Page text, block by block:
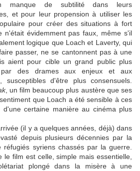
manque de subtilité dans leurs
et pour leur propension à utiliser les
pour créer des situations à fort
n'était évidemment pas faux, même s'il
logique que Loachet Laverty, qui
passer, ne se cantonnent pas à une
aient pour cible un grand public plus
par des drames aux enjeux et aux
susceptibles d'être plus consensuels.
, un film beaucoup plus austère que ses
que Loach a été sensible à ces
certaine manière au cinéma plus
(il y a quelques années, déjà) dans
depuis plusieurs décennies par la
syriens chassés par la guerre.
le film est celle, simple mais essentielle,
plongé dans la misère à une